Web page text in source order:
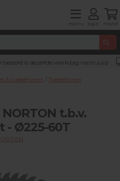
menu login mand
is dezelfde werkdag verstuurd
& toebehoren / Toebehoren
t.b.v.
- Ø225-60T